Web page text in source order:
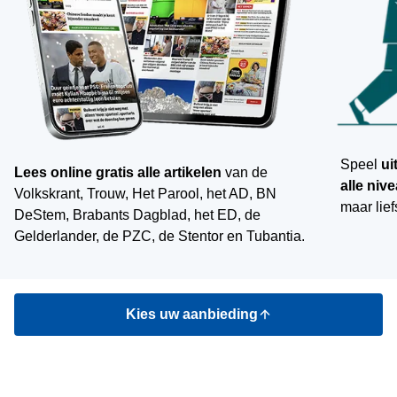
Lees online gratis alle artikelen van de
Volkskrant, Trouw, Het Parool, het AD, BN
DeStem, Brabants Dagblad, het ED, de
Gelderlander, de PZC, de Stentor en Tubantia.
Speel
alle
maar
Kies uw aanbieding